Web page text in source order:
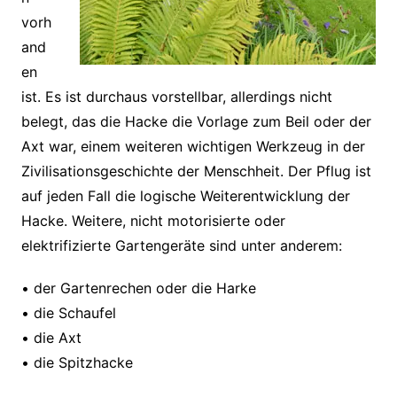
vorh
and
en
ist. Es ist durchaus vorstellbar, allerdings nicht
belegt, das die Hacke die Vorlage zum Beil oder der
Axt war, einem weiteren wichtigen Werkzeug in der
Zivilisationsgeschichte der Menschheit. Der Pflug ist
auf jeden Fall die logische Weiterentwicklung der
Hacke. Weitere, nicht motorisierte oder
elektrifizierte Gartengeräte sind unter anderem:
• der Gartenrechen oder die Harke
• die Schaufel
• die Axt
• die Spitzhacke